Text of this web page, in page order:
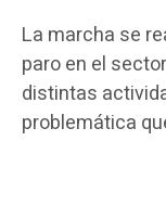
La marcha se
paro en el
distintas
problemática